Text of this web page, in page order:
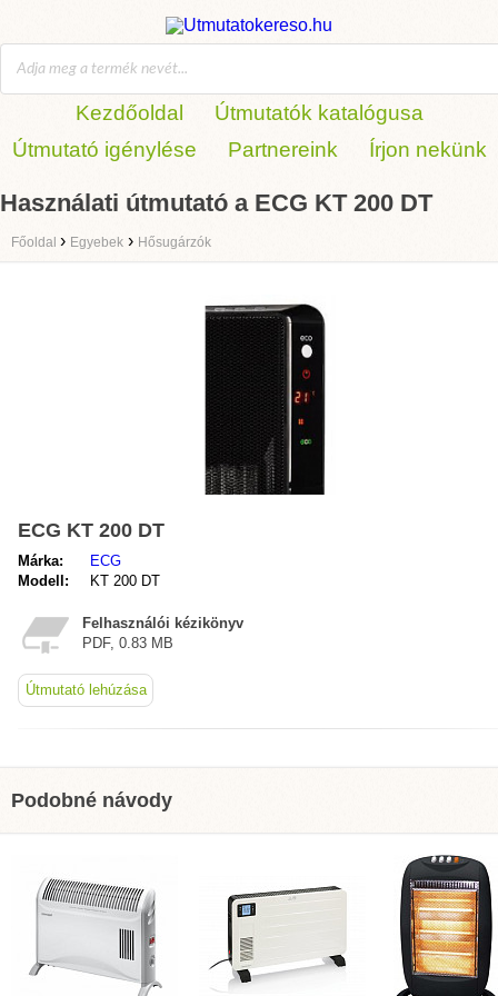
Kezdőoldal
Útmutatók katalógusa
Útmutató igénylése
Partnereink Írjon nekünk
Használati útmutató a ECG KT 200 DT
Főoldal › Egyebek › Hősugárzók
ECG KT 200 DT
Márka:
ECG
Modell:
KT 200 DT
Felhasználói kézikönyv
PDF, 0.83 MB
Útmutató lehúzása
Podobné návody